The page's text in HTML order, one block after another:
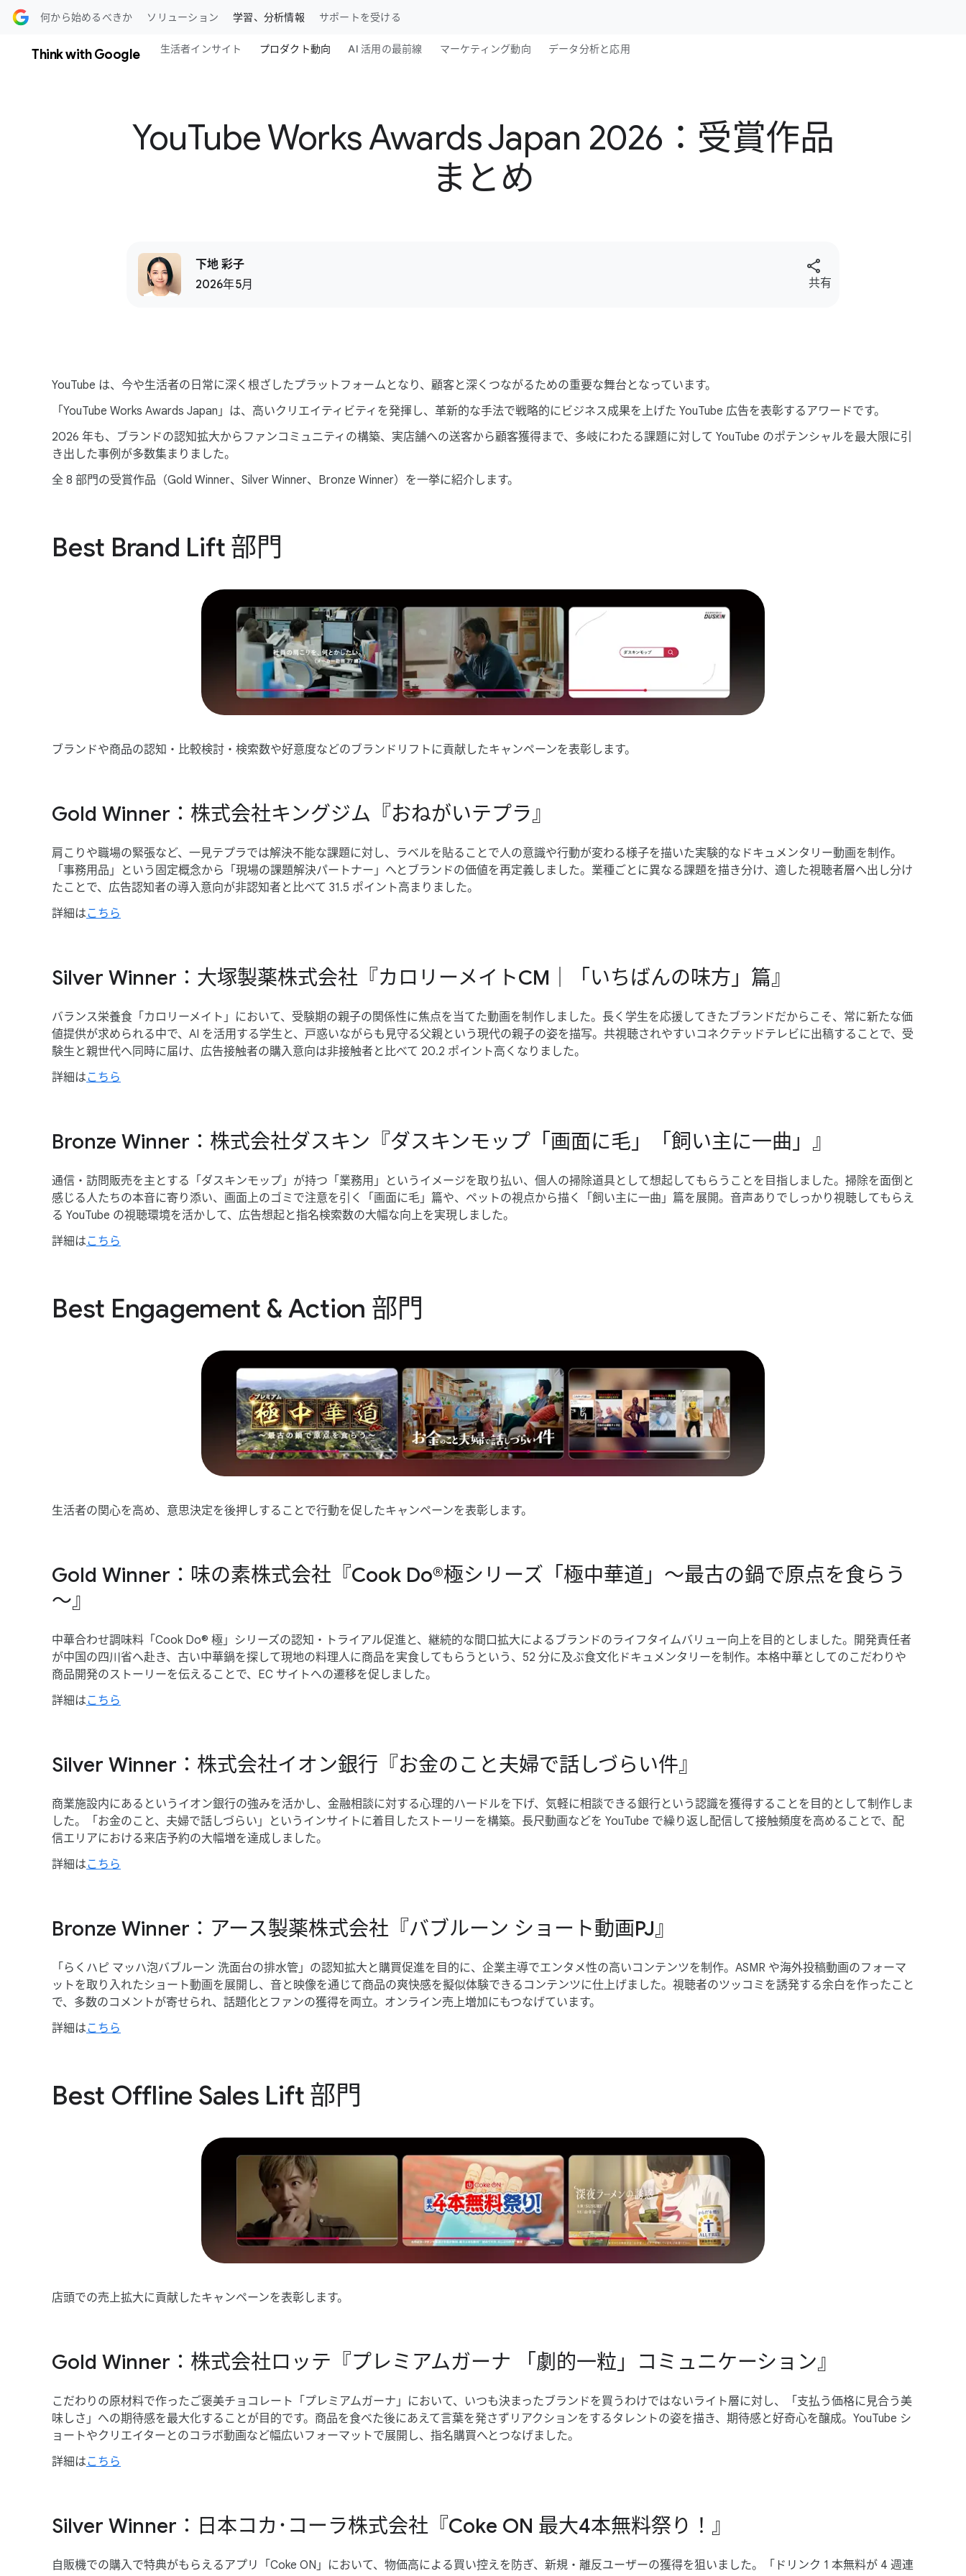
に​進む何から​始めるべきか ソリューション 学習、​分析情報 サポートを​受ける
Think with Google 生活者インサイト プロダクト動向 AI 活用の​最前線 マーケティング動向 データ分析と​応用
YouTube Works Awards Japan 2026：受賞作品
まとめ
下地 彩子
2026年5月
S
o
u
共有
YouTube は、​今や​生活者の​日常に​深く​根ざした​プラットフォームと​なり、​顧客と​深く​つながる​ための​重要な​舞台と​なっています。
「YouTube Works Awards Japan」は、​高い​クリエイティビティを​発揮し、​革新的な​手法で​戦略的に​ビジネス成果を​上げた YouTube 広告を​表彰する​アワードです。
2026 年も、​ブランドの​認知拡大から​ファンコミュニティの​構築、​実店舗への​送客から​顧客獲得まで、​多岐に​わたる​課題に​対して YouTube の​ポテンシャルを​最大限に​引
き出した​事例が​多数集まりました。
全 8 部門の​受賞作品​（Gold Winner、​Silver Winner、​Bronze Winner）を​一挙に​紹介します。
Best Brand Lift 部​門
ブランドや​商品の​認知・比較検討・検索数や​好意度などの​ブランドリフトに​貢献した​キャンペーンを​表彰します。
Gold Winner：株式会社キングジム『おねが​いテプラ』
肩こりや​職場の​緊張など、​一見テプラでは​解決不能な​課題に​対し、​ラベルを​貼る​ことで​人の​意識や​行動が​変わる​様子を​描いた​実験的な​ドキュメンタリー動画を​制作。​
「事務用品」と​いう​固定概念から​「現場の​課題解決パートナー」へと​ブランドの​価値を​再定義しました。​業種ごとに​異なる​課題を​描き分け、​適した​視聴者層へ​出し分け
た​ことで、​広告認知者の​導入意向が​非認知者と​比べて 31.5 ポイント高まりました。
詳細は​こちら
Silver Winner：大塚製薬株式会社『カロリーメイトCM｜​「いちばんの​味方」​篇』
バランス栄養食​「カロリーメイト」に​おいて、​受験期の​親子の​関係性に​焦点を​当てた動画を​制作しました。​長く​学生を​応援してきた​ブランドだから​こそ、​常に​新たな​価
値提供が​求められる​中で、​AI を​活用する​学生と、​戸惑いながらも​見守る​父親と​いう​現代の​親子の​姿を​描写。​共視聴されやすい​コネクテッドテレビに​出稿する​ことで、​受
験生と​親世代へ​同時に​届け、​広告接触者の​購入意向は​非接触者と​比べて 20.2 ポイント高くなりました。
詳細は​こちら
Bronze Winner：株式会社ダスキン『ダスキンモップ​「画面に​毛」​「飼い主に​一曲」』
通信・訪問販売を​主と​する​「ダスキンモップ」が​持つ​「業務用」と​いう​イメージを​取り払い、​個人の​掃除道具と​して​想起して​もらう​ことを​目指しました。​掃除を​面倒と​
感じる​人たちの​本音に​寄り添い、​画面上の​ゴミで​注意を​引く​「画面に​毛」篇や、​ペットの​視点から​描く​「飼い主に​一曲」篇を​展開。​音声​ありでしっかり​視聴して​もらえ
る YouTube の​視聴環境を​活かして、​広告想起と​指名検索数の​大幅な向上を​実現しました。
詳細は​こちら
Best Engagement & Action 部​門
生活者の​関心を​高め、​意思決定を​後押しする​ことで​行動を​促した​キャンペーンを​表彰します。
Gold Winner：味の​素株式会社『Cook Do®極シリーズ​「極中​華道」​～最古の​鍋で​原点を​食らう​
～』
中華合わせ調味料​「Cook Do® 極」​シリーズの​認知・トライアル促進と、​継続的な​間口拡大に​よる​ブランドの​ライフタイムバリュー向上を​目的としました。​開発責任者
が​中国の​四川省へ​赴き、​古い​中華鍋を​探して​現地の​料理人に​商品を​実食して​もらうと​いう、​52 分に​及ぶ食文化ドキュメンタリーを​制作。​本格中華と​しての​こだわりや​
商品開発の​ストーリーを​伝える​ことで、​EC サイトへの​遷移を​促しました。
詳細は​こちら
Silver Winner：株式会社イオン銀行『お金の​こと​夫婦で​話しづらい​件』
商業施設内に​あると​いう​イオン銀行の​強みを​活かし、​金融相談に​対する​心理的ハードルを​下げ、​気軽に​相談できる​銀行と​いう​認識を​獲得する​ことを​目的と​して​制作しま
した。​「お金の​こと、​夫婦で​話しづらい」と​いう​インサイトに​着目した​ストーリーを​構築。​長尺動画などを YouTube で​繰り返し配信して​接触頻度を​高める​ことで、​配
信エリアに​おける​来店予約の​大幅増を​達成しました。
詳細は​こちら
Bronze Winner：アース製薬株式会社『バブルーン ショート動画PJ』
「らく​ハピ マッハ泡バブルーン 洗面台の​排水管」の​認知拡大と​購買促進を​目的に、​企業主導で​エンタメ性の​高い​コンテンツを​制作。​ASMR や​海外投稿動画の​フォーマ
ットを​取り入れた​ショート動画を​展開し、​音と​映像を​通じて​商品の​爽快感を​擬似体験できる​コンテンツに​仕上げました。​視聴者の​ツッコミを​誘発する​余白を​作った​こと
で、​多数の​コメントが​寄せられ、​話題化と​ファンの​獲得を​両立。​オンライン売上増加に​もつな​げています。
詳細は​こちら
Best Offline Sales Lift 部​門
店頭での​売上拡大に​貢献した​キャンペーンを​表彰します。
Gold Winner：株式会社ロッテ『プレミアムガーナ 「劇的一粒」​コミュニケーション』
こだわりの​原材料で​作った​ご褒美チョコレート​「プレミアムガーナ」に​おいて、​いつも​決まった​ブランドを​買うわけではない​ライト層に​対し、​「支払う​価格に​見合う​美
味しさ」​への​期待感を​最大化する​ことが​目的です。​商品を​食べた後に​あえて​言葉を​発さずリアクションを​する​タレントの​姿を​描き、​期待感と​好奇心を​醸成。​YouTube シ
ョートや​クリエイターとの​コラボ動画など​幅​広い​フォーマットで​展開し、​指名購買へと​つな​げました。
詳細は​こちら
Silver Winner：日本コカ･コーラ株式会社『Coke ON 最大4本無料祭り！』
自販機での​購入で​特典が​もらえる​アプリ「Coke ON」に​おいて、​物価高に​よる​買い​控えを​防ぎ、​新規・離反ユーザーの​獲得を​狙いました。​「ドリンク 1 本無料が 4 週連